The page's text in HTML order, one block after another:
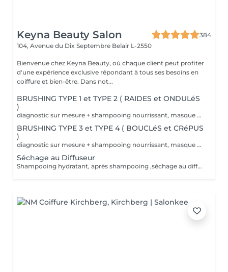
Keyna Beauty Salon
384
104, Avenue du Dix Septembre Belair L-2550
Bienvenue chez Keyna Beauty, où chaque client peut profiter
d'une expérience exclusive répondant à tous ses besoins en
coiffure et bien-être. Dans not...
BRUSHING TYPE 1 et TYPE 2 ( RAIDES et ONDULéS
)
diagnostic sur mesure + shampooing nourrissant, masque hydratant ,coiffage sérum et fixation finale. Important: cheveux sans tresse ni noeuds à l'arrivée; tout noeuds ou tressage entraîne l'annulation et 50% de la prestation est retenu. Toute arrivée retardée de 15-30 minutes ou plus entraînera l'annulation automatique du rendez-vous.
BRUSHING TYPE 3 et TYPE 4 ( BOUCLéS et CRéPUS
)
diagnostic sur mesure + shampooing nourrissant, masque hydratant ,coiffage sérum et fixation finale. Important: cheveux sans tresse ni noeuds à l'arrivée; tout noeuds ou tressage entraîne l'annulation et 50% de la prestation est retenu. Toute arrivée retardée de 15-30 minutes ou plus entraînera l'annulation automatique du rendez-vous.
Séchage au Diffuseur
Shampooing hydratant, après shampooing ,séchage au diffuseur sérum et fixation finale. Important: cheveux sans tresse ni nud à l'arrivée; tout nud ou tressage entraîne l'annulation et 50% de la prestation est retenu. Toute arrivée retardée de 15-30 minutes ou plus entraînera l'annulation automatique du rendez-vous.